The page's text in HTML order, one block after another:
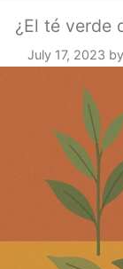
¿El té verde
July 17, 2023 by